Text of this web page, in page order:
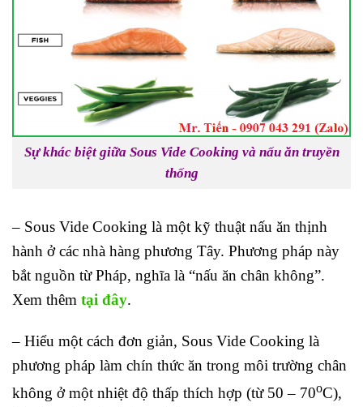
Sự khác biệt giữa Sous Vide Cooking và nấu ăn truyền
thống
– Sous Vide Cooking là một kỹ thuật nấu ăn thịnh
hành ở các nhà hàng phương Tây. Phương pháp này
bắt nguồn từ Pháp, nghĩa là “nấu ăn chân không”.
Xem thêm tại đây.
– Hiểu một cách đơn giản, Sous Vide Cooking là
phương pháp làm chín thức ăn trong môi trường chân
không ở một nhiệt độ thấp thích hợp (từ 50 – 70oC),